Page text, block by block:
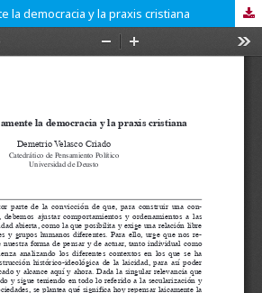
la democracia y la praxis cristiana